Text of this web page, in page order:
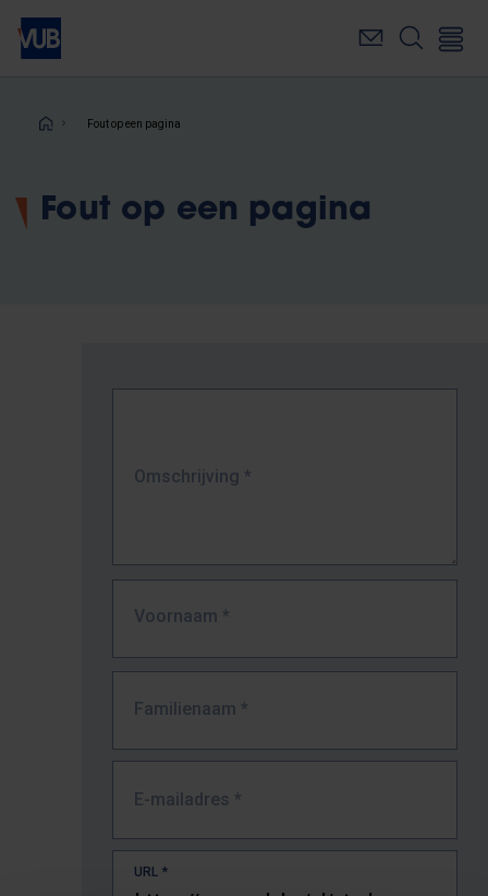
Overslaan
naar
inhoudKruimelpad
Fout op een pagina
Fout op een pagina
Omschrijving *
Voornaam *
Familienaam *
E-mailadres *
URL *